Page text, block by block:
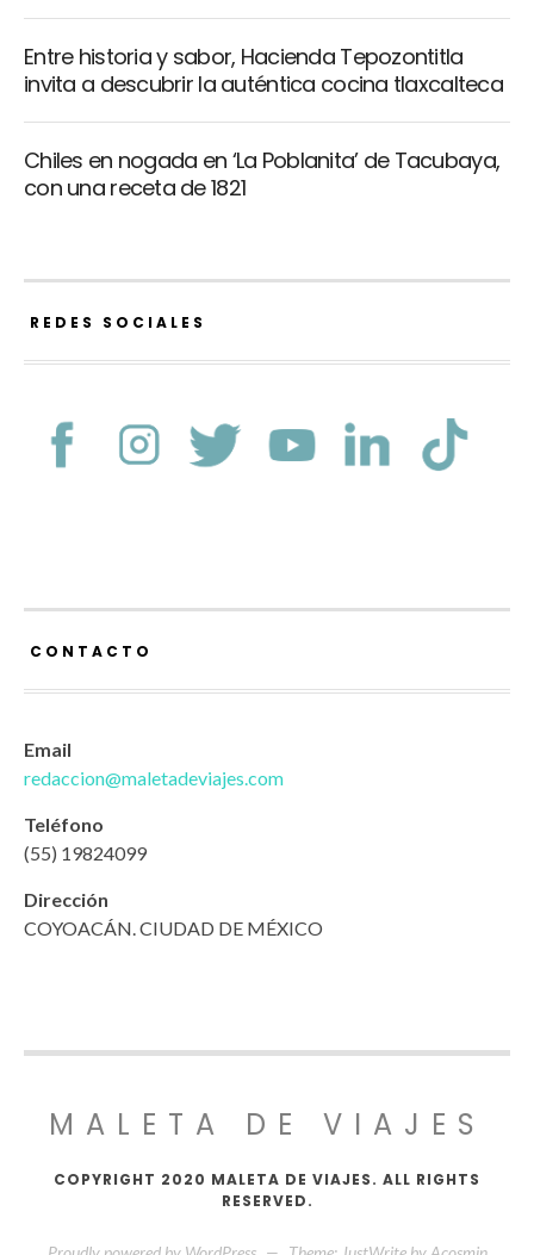
Entre historia y sabor, Hacienda Tepozontitla
invita a descubrir la auténtica cocina tlaxcalteca
Chiles en nogada en ‘La Poblanita’ de Tacubaya,
con una receta de 1821
REDES SOCIALES
CONTACTO
Email
redaccion@maletadeviajes.com
Teléfono
(55) 19824099
Dirección
COYOACÁN. CIUDAD DE MÉXICO
MALETA DE VIAJES
COPYRIGHT 2020 MALETA DE VIAJES. ALL RIGHTS
RESERVED.